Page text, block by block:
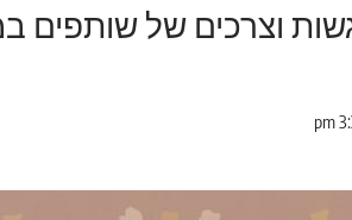
וצרכים של שותפים